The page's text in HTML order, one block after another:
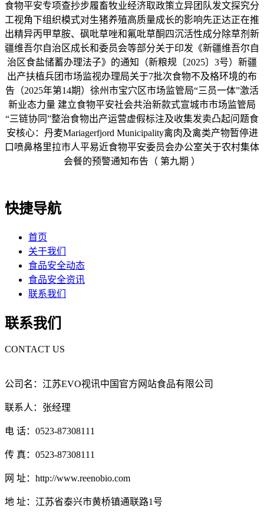
食物平安专项查抄步履畜牧业经济取政策立异团队发文探究分
工视角下组织模式对生猪养殖高质量成长的影响先正达正在推
出精异丙甲草胺、砜吡草唑和氟吡草酮四沉活性成分除草剂新
疆维吾尔自治区成长和委员会等部分关于印发《新疆维吾尔自
治区食盐储蓄办理法子》的通知（新粮规〔2025〕3号）新疆
出产扶植兵团市场监视办理局关于7批次食物不及格环境的布
告（2025年第14期）徐州市宝穴区市场监管局“三员一体”激活
新业态力量 建立食物平安社会共治新款式宣城市市场监管局
“三链协同”整治食物出产运营虚假标注及收集发卖凸起问题食
安核心：丹麦Mariagerfjord Municipality禽肉及禽类产物暂停进
口喷鼻格里拉市人平易近食物平安委员会办公室关于农村集体
会餐的预警通知布告（ 第九期 ）
快捷导航
首页
关于我们
食品安全动态
食品安全资讯
联系我们
联系我们
CONTACT US
公司名：江苏EVO视讯中国官方网站食品有限公司
联系人：张经理
电 话：0523-87308111
传 真：0523-87308111
网 址：http://www.reenobio.com
地 址：江苏省泰兴市黄桥镇通联路1号